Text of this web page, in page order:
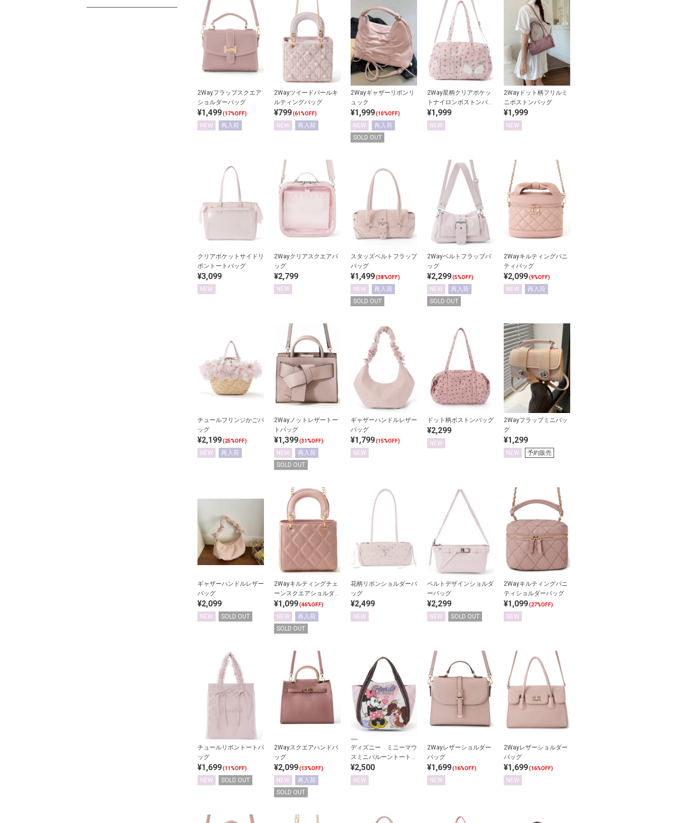
2Wayフラップスクエア
ショルダーバッグ
¥1,499(17%OFF)
NEW 再入荷
2Wayツイードパールキ
ルティングバッグ
¥799(61%OFF)
NEW 再入荷
2Wayギャザーリボンリ
ュック
¥1,999(10%OFF)
NEW
再入荷
SOLD OUT
2Way星柄クリアポケッ
トナイロンボストンバッ
グ
¥1,999
NEW
2Wayドット柄フリルミ
ニボストンバッグ
¥1,999
NEW
クリアポケットサイドリ
ボントートバッグ
¥3,099
NEW
2Wayクリアスクエアバ
ッグ
¥2,799
NEW
スタッズベルトフラップ
バッグ
¥1,499(38%OFF)
NEW
再入荷
SOLD OUT
2Wayベルトフラップバ
ッグ
¥2,299(5%OFF)
NEW
再入荷
SOLD OUT
2Wayキルティングバニ
ティバッグ
¥2,099(9%OFF)
NEW 再入荷
チュールフリンジかごバ
ッグ
¥2,199(25%OFF)
NEW 再入荷
2Wayノットレザートー
トバッグ
¥1,399(31%OFF)
NEW
再入荷
SOLD OUT
ギャザーハンドルレザー
バッグ
¥1,799(15%OFF)
NEW
ドット柄ボストンバッグ
¥2,299
NEW
2Wayフラップミニバッ
グ
¥1,299
NEW 予約販売
ギャザーハンドルレザー
バッグ
¥2,099
NEW SOLD OUT
2Wayキルティングチェ
ーンスクエアショルダー
バッグ
¥1,099(46%OFF)
NEW
再入荷
SOLD OUT
花柄リボンショルダーバ
ッグ
¥2,499
NEW
ベルトデザインショルダ
ーバッグ
¥2,299
NEW SOLD OUT
2Wayキルティングバニ
ティショルダーバッグ
¥1,099(27%OFF)
NEW
チュールリボントートバ
ッグ
¥1,699(11%OFF)
NEW SOLD OUT
2Wayスクエアハンドバ
ッグ
¥2,099(13%OFF)
NEW
再入荷
SOLD OUT
ディズニー ミニーマウ
スミニバルーントートバ
ッグ
¥2,500
NEW
2Wayレザーショルダー
バッグ
¥1,699(16%OFF)
NEW
2Wayレザーショルダー
バッグ
¥1,699(16%OFF)
NEW